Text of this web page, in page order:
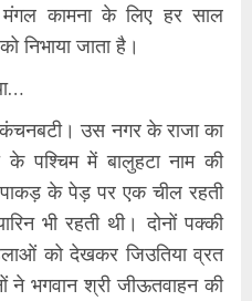
कामना के लिए हर साल
निभाया जाता है।
उस नगर के राजा का
के पश्चिम में बालुहटा नाम की
के पेड़ पर एक चील रहती
भी रहती थी। दोनों पक्की
को देखकर जिउतिया व्रत
भगवान श्री जीऊतवाहन की